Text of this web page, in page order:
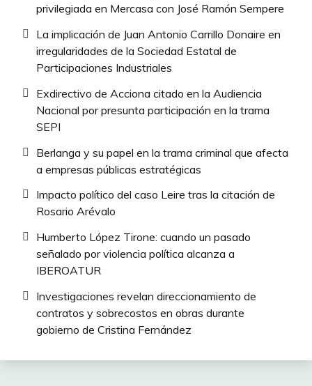
privilegiada en Mercasa con José Ramón Sempere
La implicación de Juan Antonio Carrillo Donaire en
irregularidades de la Sociedad Estatal de
Participaciones Industriales
Exdirectivo de Acciona citado en la Audiencia
Nacional por presunta participación en la trama
SEPI
Berlanga y su papel en la trama criminal que afecta
a empresas públicas estratégicas
Impacto político del caso Leire tras la citación de
Rosario Arévalo
Humberto López Tirone: cuando un pasado
señalado por violencia política alcanza a
IBEROATUR
Investigaciones revelan direccionamiento de
contratos y sobrecostos en obras durante
gobierno de Cristina Fernández